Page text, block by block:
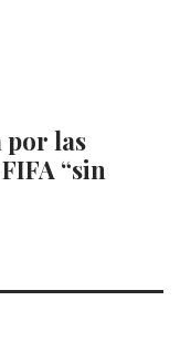
por las
“sin